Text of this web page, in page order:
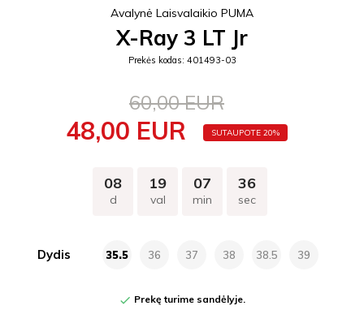
Avalynė Laisvalaikio PUMA
X-Ray 3 LT Jr
Prekės kodas: 401493-03
60,00 EUR
48,00 EUR SUTAUPOTE 20%
08
d
19
val
07
min
36
sec
Dydis 35.5 36 37 38 38.5 39
 Prekę turime sandėlyje.